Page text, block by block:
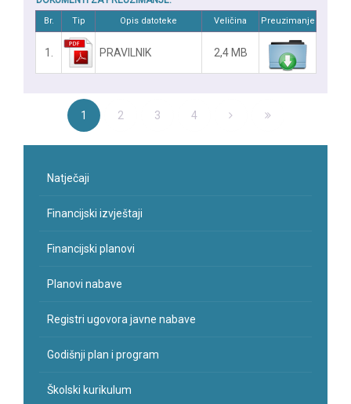
Br. Tip Opis datoteke Veličina Preuzimanje
1. PRAVILNIK 2,4 MB
1 2 3 4
Natječaji
Financijski izvještaji
Financijski planovi
Planovi nabave
Registri ugovora javne nabave
Godišnji plan i program
Školski kurikulum